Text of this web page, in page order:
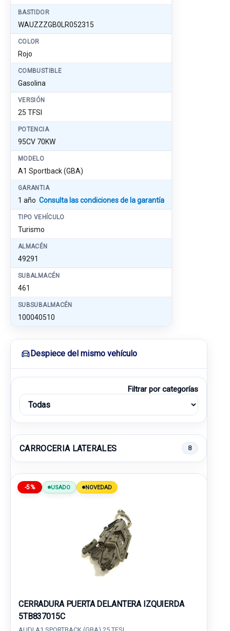
BASTIDOR
WAUZZZGB0LR052315
COLOR
Rojo
COMBUSTIBLE
Gasolina
VERSIÓN
25 TFSI
POTENCIA
95CV 70KW
MODELO
A1 Sportback (GBA)
GARANTIA
1 año Consulta las condiciones de la garantía
TIPO VEHÍCULO
Turismo
ALMACÉN
49291
SUBALMACÉN
461
SUBSUBALMACÉN
100040510
Despiece del mismo vehículo
Filtrar por categorías
CARROCERIA LATERALES 8
-5% USADO NOVEDAD
CERRADURA PUERTA DELANTERA IZQUIERDA
5TB837015C